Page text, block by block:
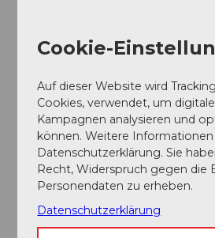
Mit dem Bus oder der Bahn bis
Weitere Infos / Links
www.schlossapro.ch
www.schlossapro.ch/
www.reussdelta.ch
Cookie-
Auf dieser Website wird
Cookies, verwendet, um
Kampagnen analysieren und
können. Weitere
Datenschutzerklärung. Sie
Recht, Widerspruch gegen die
Personendaten zu erheben.
Datenschutzerklärung